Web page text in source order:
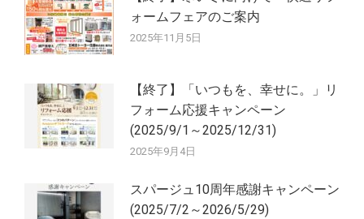
ォームフェアのご案内
2025年11月5日
【終了】「いつもを、幸せに。」リ
フォーム応援キャンペーン
(2025/9/1～2025/12/31)
2025年9月4日
スパージュ10周年感謝キャンペーン
(2025/7/2～2026/5/29)